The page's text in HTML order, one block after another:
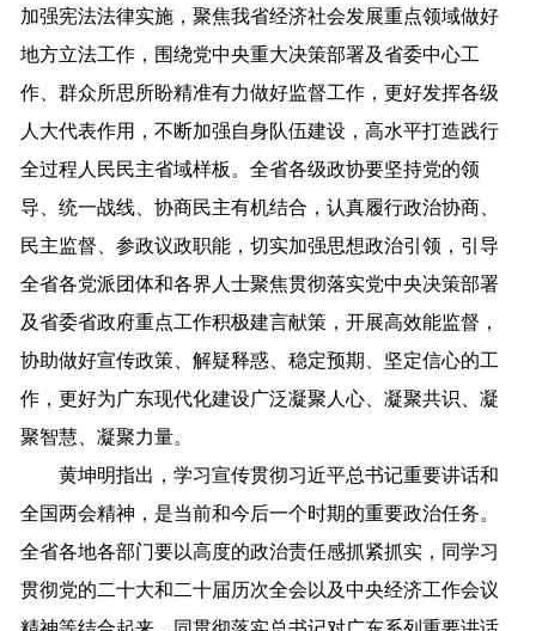
加强宪法法律实施，聚焦我省经济社会发展重点领域做好
地方立法工作，围绕党中央重大决策部署及省委中心工
作、群众所思所盼精准有力做好监督工作，更好发挥各级
人大代表作用，不断加强自身队伍建设，高水平打造践行
全过程人民民主省域样板。全省各级政协要坚持党的领
导、统一战线、协商民主有机结合，认真履行政治协商、
民主监督、参政议政职能，切实加强思想政治引领，引导
全省各党派团体和各界人士聚焦贯彻落实党中央决策部署
及省委省政府重点工作积极建言献策，开展高效能监督，
协助做好宣传政策、解疑释惑、稳定预期、坚定信心的工
作，更好为广东现代化建设广泛凝聚人心、凝聚共识、凝
聚智慧、凝聚力量。
黄坤明指出，学习宣传贯彻习近平总书记重要讲话和
全国两会精神，是当前和今后一个时期的重要政治任务。
全省各地各部门要以高度的政治责任感抓紧抓实，同学习
贯彻党的二十大和二十届历次全会以及中央经济工作会议